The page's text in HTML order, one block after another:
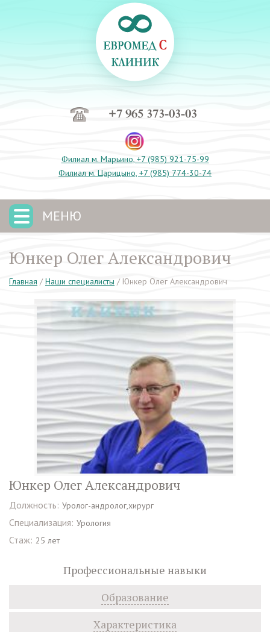
+7 965 373-03-03
Филиал м. Марьино, +7 (985) 921-75-99
Филиал м. Царицыно, +7 (985) 774-30-74
МЕНЮ
Юнкер Олег Александрович
Главная / Наши специалисты / Юнкер Олег Александрович
Юнкер Олег Александрович
Должность: Уролог-андролог,хирург
Специализация: Урология
Стаж: 25 лет
Профессиональные навыки
Образование
Характеристика